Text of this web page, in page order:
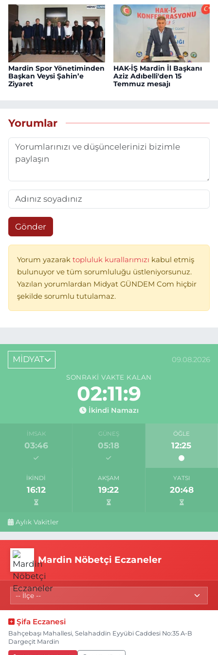
Mardin Spor Yönetiminden
Başkan Veysi Şahin’e
Ziyaret
HAK-İŞ Mardin İl Başkanı
Aziz Adıbelli'den 15
Temmuz mesajı
Yorumlar
Gönder
Yorum yazarak topluluk kurallarımızı kabul etmiş
bulunuyor ve tüm sorumluluğu üstleniyorsunuz.
Yazılan yorumlardan Midyat GÜNDEM Com hiçbir
şekilde sorumlu tutulamaz.
MİDYAT 09.08.2026
SONRAKI VAKTE KALAN
02:11:9
İkindi Namazı
İMSAK
03:46
GÜNEŞ
05:18
ÖĞLE
12:25
İKINDI
16:12
AKŞAM
19:22
YATSI
20:48
Aylık Vakitler
Mardin Nöbetçi Eczaneler
Şifa Eczanesi
Bahçebaşı Mahallesi, Selahaddin Eyyübi Caddesi No:35 A-B
Dargeçit Mardin